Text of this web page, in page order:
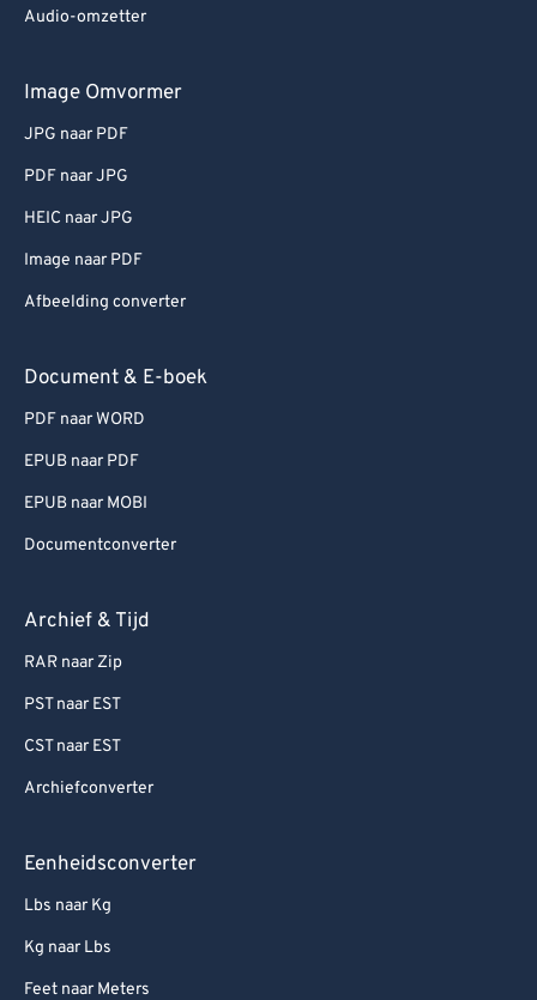
Audio-omzetter
Image Omvormer
JPG naar PDF
PDF naar JPG
HEIC naar JPG
Image naar PDF
Afbeelding converter
Document & E-boek
PDF naar WORD
EPUB naar PDF
EPUB naar MOBI
Documentconverter
Archief & Tijd
RAR naar Zip
PST naar EST
CST naar EST
Archiefconverter
Eenheidsconverter
Lbs naar Kg
Kg naar Lbs
Feet naar Meters